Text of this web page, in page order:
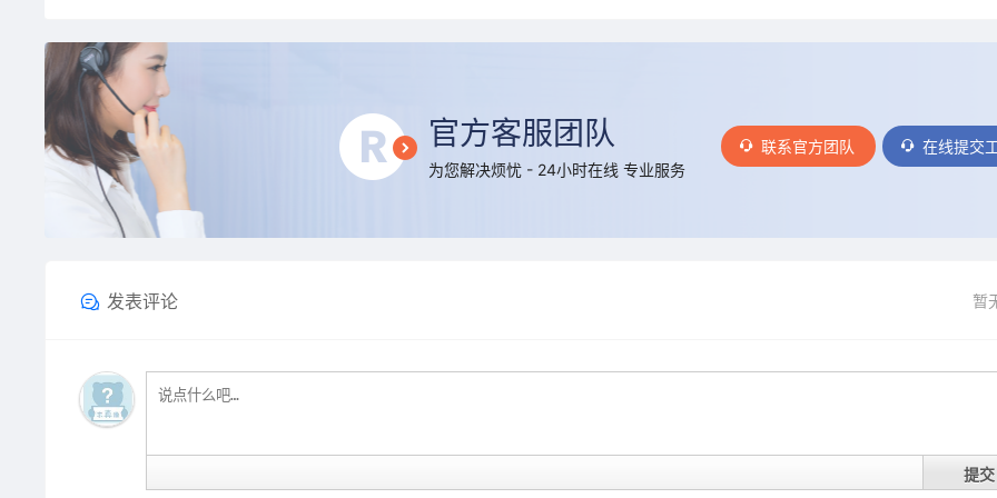
官方客服团队
为您解决烦忧 - 24小时在线 专业服务
联系官方团队 在线提交
发表评论 暂
提交